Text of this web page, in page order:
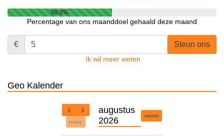
50.0%
Percentage van ons maanddoel gehaald deze maand
€ Steun ons
Ik wil meer weten
Geo Kalender
today
augustus
2026
month